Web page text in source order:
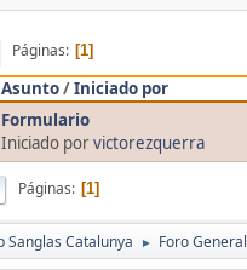
Páginas 1
Asunto/Iniciado por
Formulario
Iniciado porvictorezquerra
Páginas 1
Sanglas Catalunya ► Foro General